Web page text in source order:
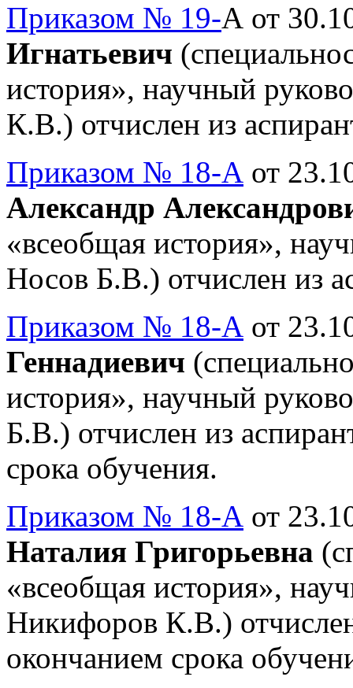
Приказом № 19-А от
Игнатьевич
история», научный
К.В.) отчислен из
Приказом № 18-А от
Александр
«всеобщая история»,
Носов Б.В.) отчислен из
Приказом № 18-А от
Геннадиевич
история», научный
Б.В.) отчислен из
срока обучения.
Приказом № 18-А от
Наталия Григорьевна
«всеобщая история»,
Никифоров К.В.)
окончанием срока